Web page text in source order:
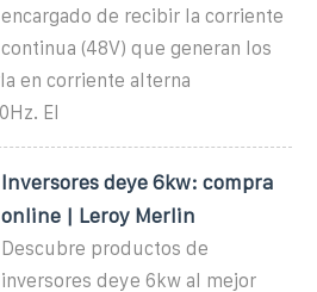
encargado de recibir la corriente
continua (48V) que generan los
en corriente alterna
El
Inversores deye 6kw: compra
online | Leroy Merlin
Descubre productos de
inversores deye 6kw al mejor